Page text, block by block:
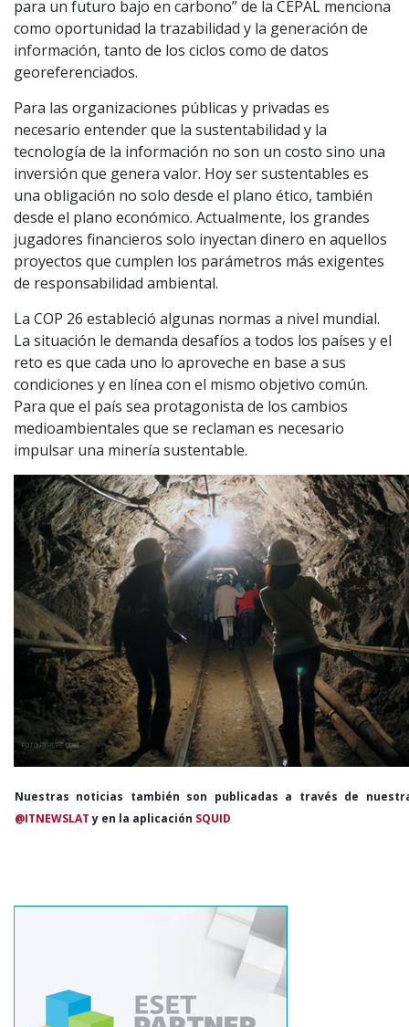
para un futuro bajo en carbono” de la CEPAL menciona
como oportunidad la trazabilidad y la generación de
información, tanto de los ciclos como de datos
georeferenciados.
Para las organizaciones públicas y privadas es
necesario entender que la sustentabilidad y la
tecnología de la información no son un costo sino una
inversión que genera valor. Hoy ser sustentables es
una obligación no solo desde el plano ético, también
desde el plano económico. Actualmente, los grandes
jugadores financieros solo inyectan dinero en aquellos
proyectos que cumplen los parámetros más exigentes
de responsabilidad ambiental.
La COP 26 estableció algunas normas a nivel mundial.
La situación le demanda desafíos a todos los países y el
reto es que cada uno lo aproveche en base a sus
condiciones y en línea con el mismo objetivo común.
Para que el país sea protagonista de los cambios
medioambientales que se reclaman es necesario
impulsar una minería sustentable.
Nuestras noticias también son publicadas a través de
@ITNEWSLATy en la aplicación SQUID